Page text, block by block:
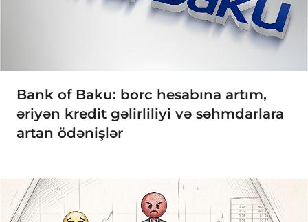
Bank of Baku: borc hesabına artım,
əriyən kredit gəlirliliyi və səhmdarlara
artan ödənişlər